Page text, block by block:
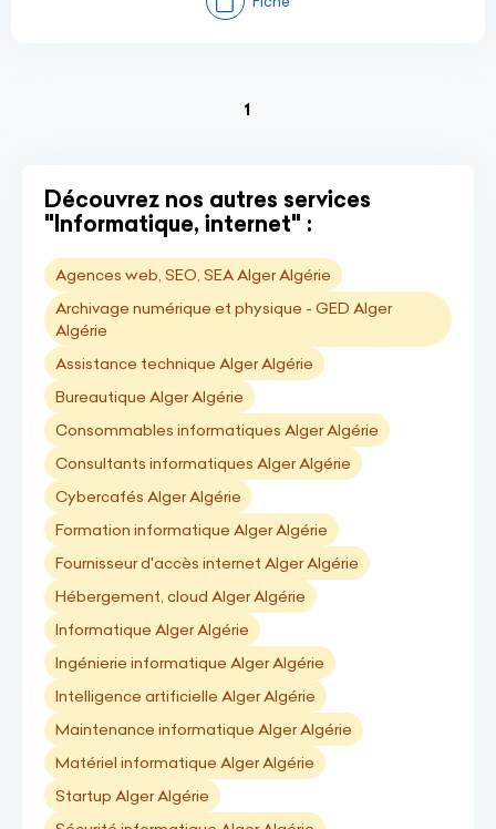
1
Découvrez nos autres services
"Informatique, internet" :
Agences web, SEO, SEA Alger Algérie
Archivage numérique et physique - GED Alger
Algérie
Assistance technique Alger Algérie
Bureautique Alger Algérie
Consommables informatiques Alger Algérie
Consultants informatiques Alger Algérie
Cybercafés Alger Algérie
Formation informatique Alger Algérie
Fournisseur d'accès internet Alger Algérie
Hébergement, cloud Alger Algérie
Informatique Alger Algérie
Ingénierie informatique Alger Algérie
Intelligence artificielle Alger Algérie
Maintenance informatique Alger Algérie
Matériel informatique Alger Algérie
Startup Alger Algérie